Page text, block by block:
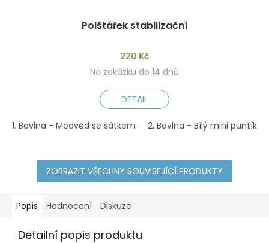
Polštářek stabilizační
220 Kč
Na zakázku do 14 dnů
DETAIL
1. Bavlna - Medvěd se šátkem 2. Bavlna - Bílý mini puntík
ZOBRAZIT VŠECHNY SOUVISEJÍCÍ PRODUKTY
Popis Hodnocení Diskuze
Detailní popis produktu